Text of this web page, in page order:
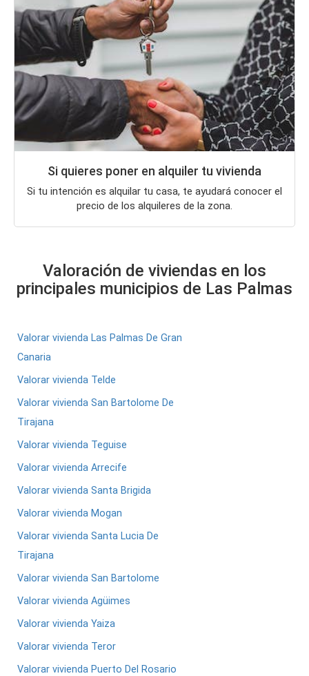
Si quieres poner en alquiler tu vivienda
Si tu intención es alquilar tu casa, te ayudará conocer el
precio de los alquileres de la zona.
Valoración de viviendas en los
principales municipios de Las Palmas
Valorar vivienda Las Palmas De Gran
Canaria
Valorar vivienda Telde
Valorar vivienda San Bartolome De
Tirajana
Valorar vivienda Teguise
Valorar vivienda Arrecife
Valorar vivienda Santa Brigida
Valorar vivienda Mogan
Valorar vivienda Santa Lucia De
Tirajana
Valorar vivienda San Bartolome
Valorar vivienda Agüimes
Valorar vivienda Yaiza
Valorar vivienda Teror
Valorar vivienda Puerto Del Rosario